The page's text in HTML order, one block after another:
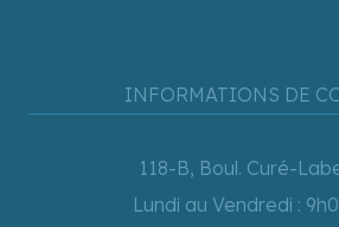
INFORMATIONS DE
118-B, Boul. Curé-
Lundi au Vendredi :